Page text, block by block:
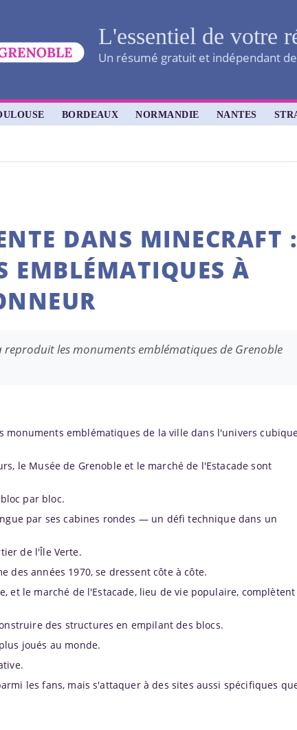
L'essentiel de votre
Un résumé gratuit et indépendant
BORDEAUX NORMANDIE NANTES
DANS MINECRAFT :
EMBLÉMATIQUES À
les monuments emblématiques de Grenoble
emblématiques de la ville dans l'univers
le Musée de Grenoble et le marché de l'Estacade sont
par bloc.
par ses cabines rondes — un défi technique dans un
de l'Île Verte.
des années 1970, se dressent côte à côte.
et le marché de l'Estacade, lieu de vie populaire, complètent
des structures en empilant des blocs.
joués au monde.
les fans, mais s'attaquer à des sites aussi spécifiques